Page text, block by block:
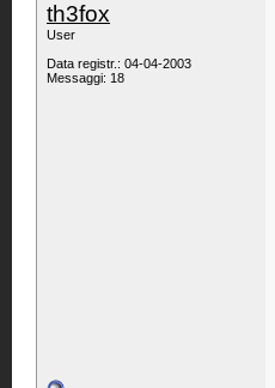
th3fox
User
Data registr.: 04-04-2003
Messaggi: 18